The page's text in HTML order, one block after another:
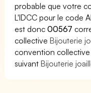
probable que votre
L'IDCC pour le code
est donc00567
collectiveBijouterie
convention collective
suivantBijouterie